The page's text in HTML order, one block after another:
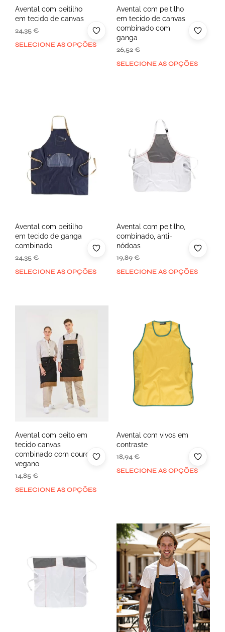
Avental com peitilho
em tecido de canvas
24,35€
SELECIONE AS OPÇÕES
Avental com peitilho
em tecido de canvas
combinado com
ganga
26,52€
SELECIONE AS OPÇÕES
Avental com peitilho
em tecido de ganga
combinado
24,35€
SELECIONE AS OPÇÕES
Avental com peitilho,
combinado, anti-
nódoas
19,89€
SELECIONE AS OPÇÕES
Avental com peito em
tecido canvas
combinado com couro
vegano
14,85€
SELECIONE AS OPÇÕES
Avental com vivos em
contraste
18,94€
SELECIONE AS OPÇÕES